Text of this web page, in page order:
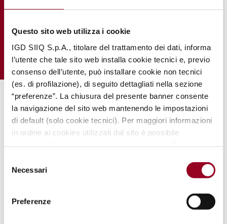
Questo sito web utilizza i cookie
IGD SIIQ S.p.A., titolare del trattamento dei dati, informa
l’utente che tale sito web installa cookie tecnici e, previo
consenso dell’utente, può installare cookie non tecnici
(es. di profilazione), di seguito dettagliati nella sezione
“preferenze”. La chiusura del presente banner consente
la navigazione del sito web mantenendo le impostazioni
di default (solo cookie tecnici). Per maggiori informazioni
in ordine ai cookies utilizzati dal sito è possibile
mediante il link “
delNecessari
Preferenze